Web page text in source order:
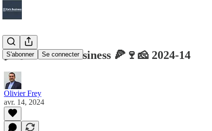
S'abonner Se connecter
🌾🍇🐄 Eat's business 🍕🍷🧀 2024-14
Olivier Frey
avr. 14, 2024